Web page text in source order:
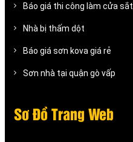
Báo giá thi công làm cửa sắt
Nhà bị thấm dột
Báo giá sơn kova giá rẻ
Sơn nhà tại quận gò vấp
Sơ Đồ Trang Web